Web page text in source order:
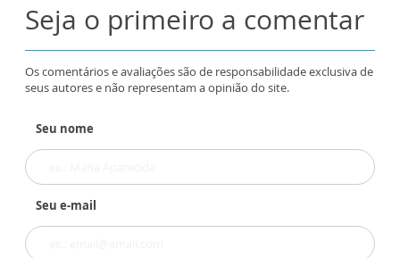
Seja o primeiro a comentar
Os comentários e avaliações são de responsabilidade exclusiva de
seus autores e não representam a opinião do site.
Seu nome
Seu e-mail